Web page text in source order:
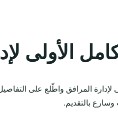
الأولى
المرافق واطّلع على
بالتقديم.